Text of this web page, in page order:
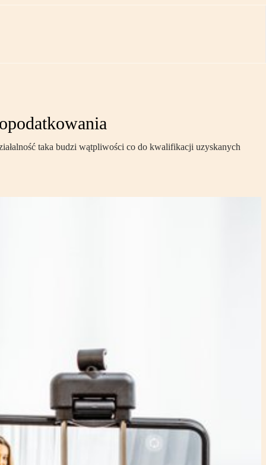
taka budzi wątpliwości co do kwalifikacji uzyskanych